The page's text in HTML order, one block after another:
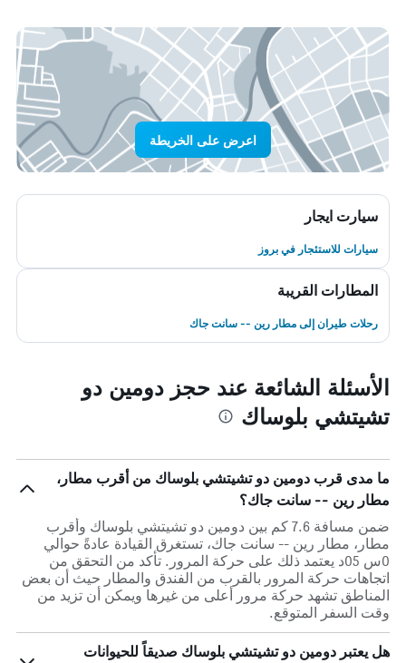
اعرض على الخريطة
سيارت ايجار
سيارات للاستئجار في بروز
المطارات القريبة
رحلات طيران إلى مطار رين -- سانت جاك
الأسئلة الشائعة عند حجز دومين دو
تشيتشي بلوساك
ما مدى قرب دومين دو تشيتشي بلوساك من أقرب مطار،
مطار رين -- سانت جاك؟
ضمن مسافة 7.6 كم بين دومين دو تشيتشي بلوساك وأقرب
مطار، مطار رين -- سانت جاك، تستغرق القيادة عادةً حوالي
0س 05د يعتمد ذلك على حركة المرور. تأكد من التحقق من
اتجاهات حركة المرور بالقرب من الفندق والمطار حيث أن بعض
المناطق تشهد حركة مرور أعلى من غيرها ويمكن أن تزيد من
وقت السفر المتوقع.
هل يعتبر دومين دو تشيتشي بلوساك صديقاً للحيوانات